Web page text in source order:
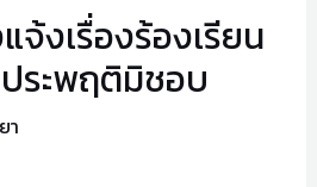
จ้งเรื่องร้องเรียน
ระพฤติมิชอบ
า